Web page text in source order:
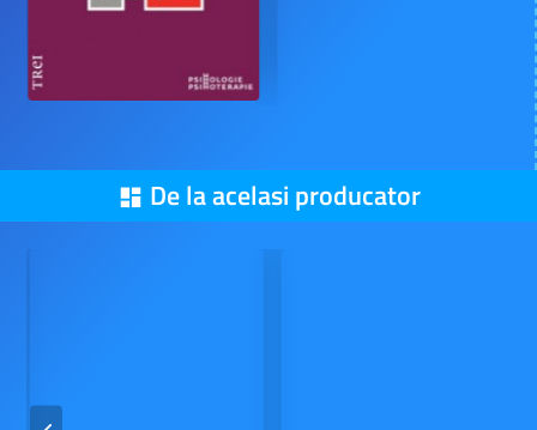
De la acelasi producator